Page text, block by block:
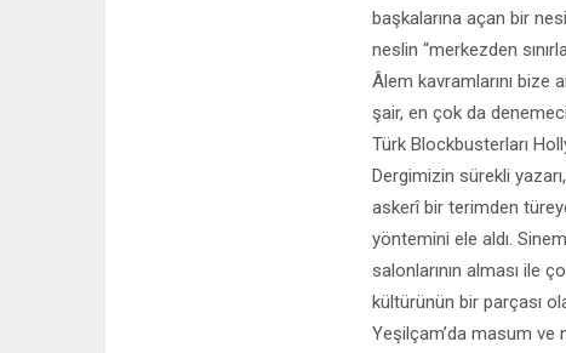
başkalarına açan bir
neslin “merkezden
Âlem kavramlarını bize
şair, en çok da
Türk Blockbusterları
Dergimizin sürekli
askerî bir terimden
yöntemini ele aldı.
salonlarının alması ile
kültürünün bir parçası
Yeşilçam’da masum ve